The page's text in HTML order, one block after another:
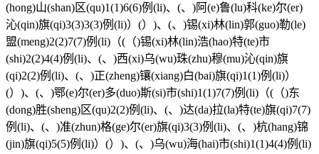
(hong)山(shan)区(qu)1(1)6(6)例(li)、(、)阿(e)鲁(lu)科(ke)尔(er)
沁(qin)旗(qi)3(3)3(3)例(li)）(）)、(、)锡(xi)林(lin)郭(guo)勒(le)
盟(meng)2(2)7(7)例(li)（(（)锡(xi)林(lin)浩(hao)特(te)市
(shi)2(2)4(4)例(li)、(、)西(xi)乌(wu)珠(zhu)穆(mu)沁(qin)旗
(qi)2(2)例(li)、(、)正(zheng)镶(xiang)白(bai)旗(qi)1(1)例(li)）
(）)、(、)鄂(e)尔(er)多(duo)斯(si)市(shi)1(1)7(7)例(li)（(（)东
(dong)胜(sheng)区(qu)2(2)例(li)、(、)达(da)拉(la)特(te)旗(qi)7(7)
例(li)、(、)准(zhun)格(ge)尔(er)旗(qi)3(3)例(li)、(、)杭(hang)锦
(jin)旗(qi)5(5)例(li)）(）)、(、)乌(wu)海(hai)市(shi)1(1)4(4)例(li)